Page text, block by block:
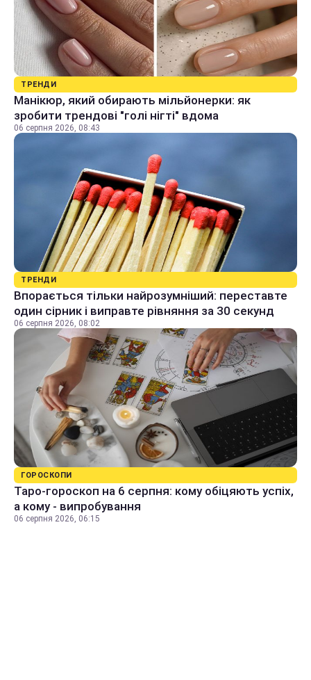
ТРЕНДИ
Манікюр, який обирають мільйонерки: як
зробити трендові "голі нігті" вдома
06 серпня 2026, 08:43
ТРЕНДИ
Впорається тільки найрозумніший: переставте
один сірник і виправте рівняння за 30 секунд
06 серпня 2026, 08:02
ГОРОСКОПИ
Таро-гороскоп на 6 серпня: кому обіцяють успіх,
а кому - випробування
06 серпня 2026, 06:15